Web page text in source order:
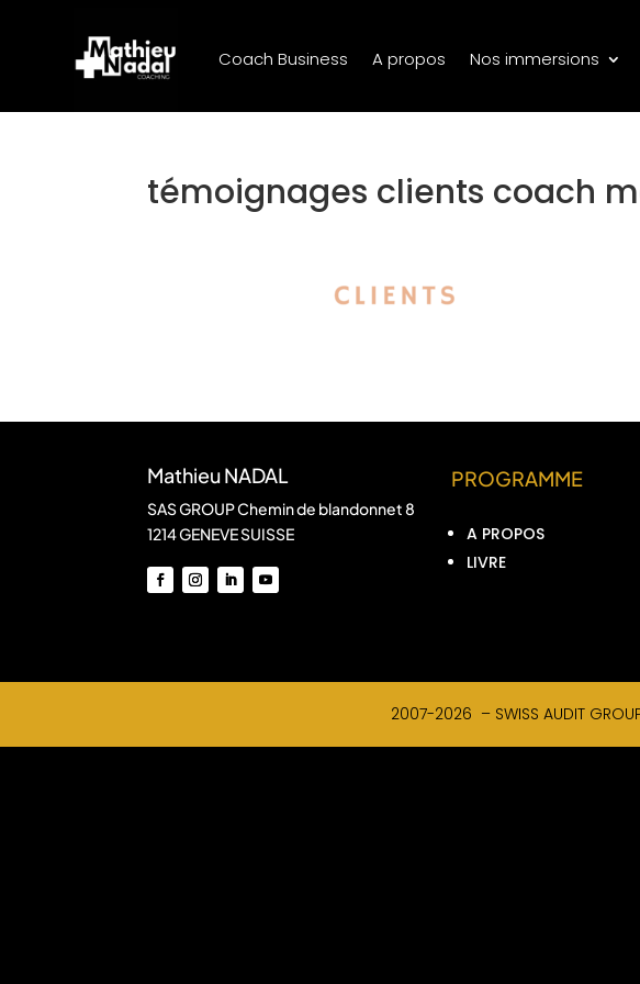
Coach Business A propos Nos immersions
témoignages clients coach
Mathieu NADAL
SAS GROUP Chemin de blandonnet 8
1214 GENEVE SUISSE
PROGRAMME
A PROPOS
LIVRE
2007-2026 – SWISS AUDIT